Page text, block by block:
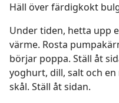
Häll över färdigkokt
Under tiden, hetta upp
värme. Rosta
börjar poppa. Ställ åt
yoghurt, dill, salt och
skål. Ställ åt sidan.